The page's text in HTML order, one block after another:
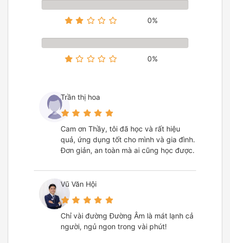
0%
0%
Trần thị hoa
Cam ơn Thầy, tôi đã học và rất hiệu
quả, ứng dụng tốt cho mình và gia đình.
Đơn giản, an toàn mà ai cũng học được.
Vũ Văn Hội
Chỉ vài đường Đường Âm là mát lạnh cả
người, ngủ ngon trong vài phút!